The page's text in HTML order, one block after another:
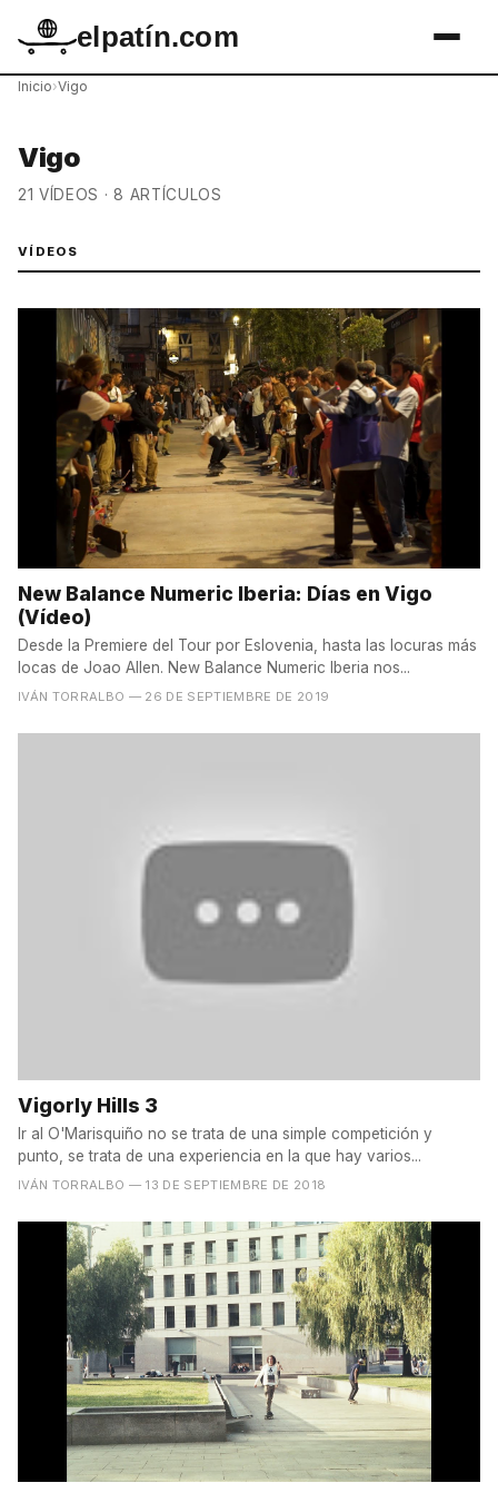
elpatín.com
Inicio›Vigo
Vigo
21 VÍDEOS · 8 ARTÍCULOS
VÍDEOS
New Balance Numeric Iberia: Días en Vigo
(Vídeo)
Desde la Premiere del Tour por Eslovenia, hasta las locuras más
locas de Joao Allen. New Balance Numeric Iberia nos...
IVÁN TORRALBO — 26 DE SEPTIEMBRE DE 2019
Vigorly Hills 3
Ir al O'Marisquiño no se trata de una simple competición y
punto, se trata de una experiencia en la que hay varios...
IVÁN TORRALBO — 13 DE SEPTIEMBRE DE 2018